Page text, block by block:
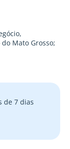
Mato Grosso;
de 7 dias